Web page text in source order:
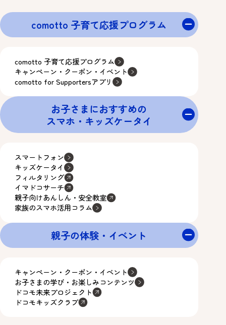
comotto 子育て応援プログラム
comotto 子育て応援プログラム
キャンペーン・クーポン・イベント
comotto for Supportersアプリ
お子さまにおすすめの
スマホ・キッズケータイ
スマートフォン
キッズケータイ
フィルタリング
イマドコサーチ
親子向けあんしん・安全教室
家族のスマホ活用コラム
親子の体験・イベント
キャンペーン・クーポン・イベント
お子さまの学び・お楽しみコンテンツ
ドコモ未来プロジェクト
ドコモキッズクラブ